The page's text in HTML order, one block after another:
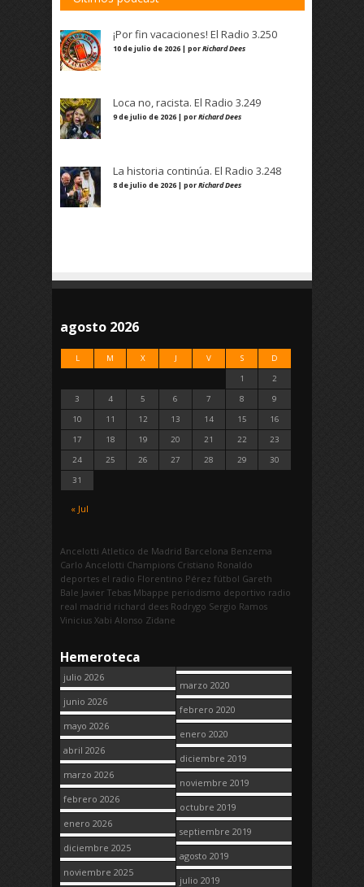
¡Por fin vacaciones! El Radio 3.250
10 de julio de 2026 | porRichard Dees
Loca no, racista. El Radio 3.249
9 de julio de 2026 | porRichard Dees
La historia continúa. El Radio 3.248
8 de julio de 2026 | porRichard Dees
agosto 2026
L M X J V S D
« Jul
1
2
3
4 5 6 7 8
9
10
11 12 13 14 15
16
17
18 19 20 21 22
23
24
25 26 27 28 29
30
31
Ancelotti Atletico de Madrid Barcelona Benzema
Carlo Ancelotti Champions Cristiano Ronaldo
deportes el radio Florentino Pérez fútbol Gareth
Bale Javier Tebas Mbappe periodismo deportivo radio
real madrid richard dees Rodrygo Sergio Ramos
Vinicius Xabi Alonso Zidane
Hemeroteca
julio 2026
junio 2026
mayo 2026
abril 2026
marzo 2026
febrero 2026
enero 2026
diciembre 2025
noviembre 2025
marzo 2020
febrero 2020
enero 2020
diciembre 2019
noviembre 2019
octubre 2019
septiembre 2019
agosto 2019
julio 2019